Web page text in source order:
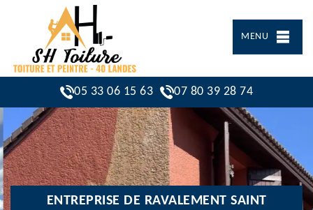
MENU
05 33 06 15 63 07 80 39 28 74
ENTREPRISE DE RAVALEMENT SAINT